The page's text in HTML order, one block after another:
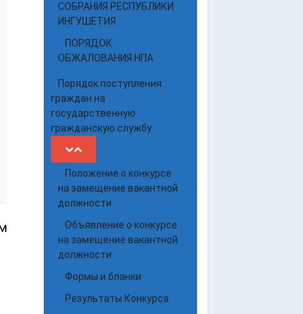
СОБРАНИЯ РЕСПУБЛИКИ
ИНГУШЕТИЯ
ПОРЯДОК
ОБЖАЛОВАНИЯ НПА
Порядок поступления
граждан на
государственную
гражданскую службу
Положение о конкурсе
на замещение вакантной
должности
Объявление о конкурсе
на замещение вакантной
должности
Формы и бланки
Результаты Конкурса